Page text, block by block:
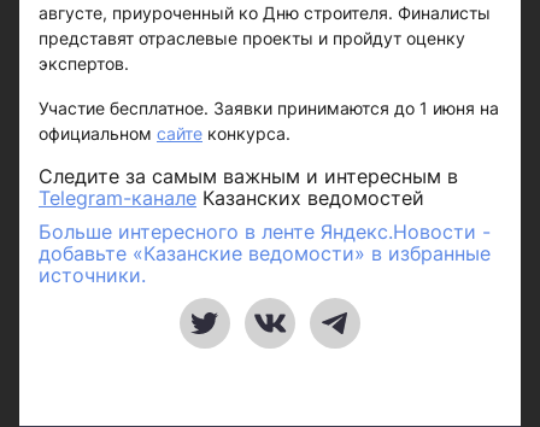
августе, приуроченный ко Дню строителя. Финалисты
представят отраслевые проекты и пройдут оценку
экспертов.
Участие бесплатное. Заявки принимаются до 1 июня на
официальном сайте конкурса.
Следите за самым важным и интересным в
Telegram-канале Казанских ведомостей
Больше интересного в ленте Яндекс.Новости -
добавьте «Казанские ведомости» в избранные
источники.